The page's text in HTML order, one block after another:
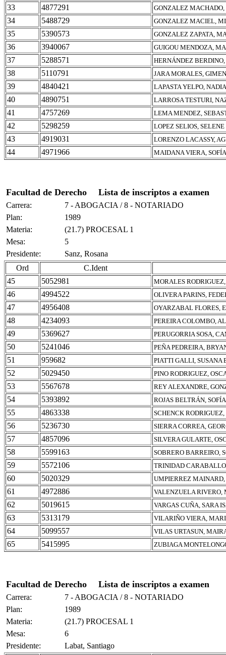
33 4877291 GONZALEZ MACHADO,
34 5488729 GONZALEZ MACIEL,
35 5390573 GONZALEZ ZAPATA,
36 3940067 GUIGOU MENDOZA,
37 5288571 HERNÁNDEZ
38 5110791 JARA MORALES,
39 4840421 LAPASTA YELPO,
40 4890751 LARROSA TESTURI,
41 4757269 LEMA MENDEZ,
42 5298259 LOPEZ SELIOS, SELENE
43 4919031 LORENZO LACASSY,
44 4971966 MAIDANA VIERA, SOFÍA
Facultad de Derecho Lista de inscriptos a examen
Carrera:
7 - ABOGACIA / 8 - NOTARIADO
Plan:
1989
Materia:
(21.7) PROCESAL 1
Mesa:
5
Presidente:
Sanz, Rosana
Ord
C.Ident
45
5052981 MORALES
46 4994522 OLIVERA PARINS,
47 4956408 OYARZABAL FLORES,
48 4234093 PEREIRA COLOMBO,
49 5369627 PERUGORRIA SOSA,
50 5241046 PEÑA PEDREIRA,
51 959682 PIATTI GALLI, SUSANA
52 5029450 PINO RODRIGUEZ,
53 5567678 REY ALEXANDRE,
54 5393892 ROJAS BELTRÁN,
55 4863338 SCHENCK
56 5236730 SIERRA CORREA,
57 4857096 SILVERA GULARTE,
58 5599163 SOBRERO BARREIRO,
59 5572106 TRINIDAD
60 5020329 UMPIERREZ
61 4972886 VALENZUELA RIVERO,
62 5019615 VARGAS CUÑA, SARA
63 5313179 VILARIÑO VIERA,
64 5099557 VILAS URTASUN,
65 5415995 ZUBIAGA
Facultad de Derecho Lista de inscriptos a examen
Carrera:
7 - ABOGACIA / 8 - NOTARIADO
Plan:
1989
Materia:
(21.7) PROCESAL 1
Mesa:
6
Presidente:
Labat, Santiago